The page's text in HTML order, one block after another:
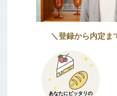
＼登録から内定ま
あなたにピッタリの